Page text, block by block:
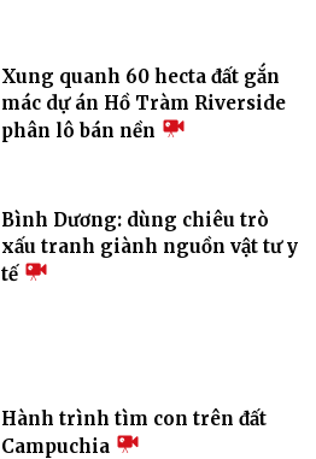
Xung quanh 60 hecta đất gắn
mác dự án Hồ Tràm Riverside
phân lô bán nền
Bình Dương: dùng chiêu trò
xấu tranh giành nguồn vật tư y
tế
Hành trình tìm con trên đất
Campuchia